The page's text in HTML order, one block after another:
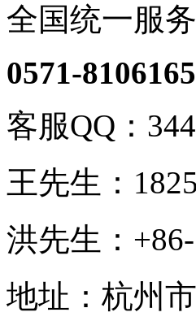
全国统一服
0571-
客服QQ：
王先生：
洪先生：
地址： 杭州